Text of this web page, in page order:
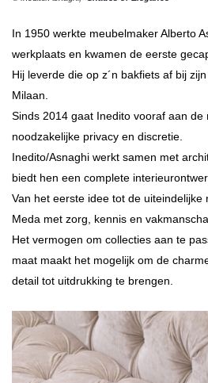
In 1950 werkte meubelmaker Alberto
werkplaats en kwamen de eerste
Hij leverde die op z´n bakfiets af bij
Milaan.
Sinds 2014 gaat Inedito vooraf aan de
noodzakelijke privacy en discretie.
Inedito/Asnaghi werkt samen met
biedt hen een complete
Van het eerste idee tot de uiteindelijke
Meda met zorg, kennis en
Het vermogen om collecties aan te
maat maakt het mogelijk om de
detail tot uitdrukking te brengen.